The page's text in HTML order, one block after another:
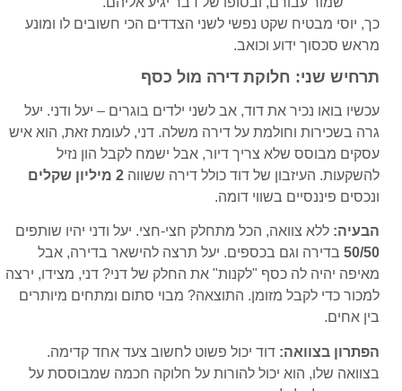
כך, יוסי מבטיח שקט נפשי לשני הצדדים הכי חשובים לו ומונע
מראש סכסוך ידוע וכואב.
תרחיש שני: חלוקת דירה מול כסף
עכשיו בואו נכיר את דוד, אב לשני ילדים בוגרים – יעל ודני. יעל
גרה בשכירות וחולמת על דירה משלה. דני, לעומת זאת, הוא איש
עסקים מבוסס שלא צריך דיור, אבל ישמח לקבל הון נזיל
להשקעות. העיזבון של דוד כולל דירה ששווה 2 מיליון שקלים
ונכסים פיננסיים בשווי דומה.
הבעיה: ללא צוואה, הכל מתחלק חצי-חצי. יעל ודני יהיו שותפים
50/50 בדירה וגם בכספים. יעל תרצה להישאר בדירה, אבל
מאיפה יהיה לה כסף "לקנות" את החלק של דני? דני, מצידו, ירצה
למכור כדי לקבל מזומן. התוצאה? מבוי סתום ומתחים מיותרים
בין אחים.
הפתרון בצוואה: דוד יכול פשוט לחשוב צעד אחד קדימה.
בצוואה שלו, הוא יכול להורות על חלוקה חכמה שמבוססת על